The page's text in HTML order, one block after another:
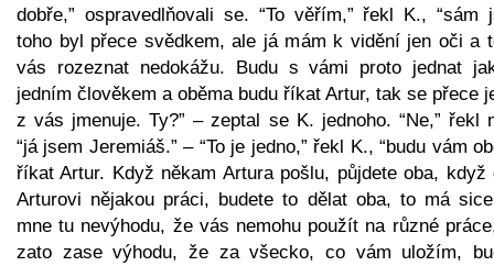
dobře,” ospravedlňovali se. “To věřím,” řekl K., “sám
toho byl přece svědkem, ale já mám k vidění jen oči a
vás rozeznat nedokážu. Budu s vámi proto jednat
jedním člověkem a oběma budu říkat Artur, tak se přece
z vás jmenuje. Ty?” – zeptal se K. jednoho. “Ne,” řekl
“já jsem Jeremiáš.” – “To je jedno,” řekl K., “budu vám
říkat Artur. Když někam Artura pošlu, půjdete oba, když
Arturovi nějakou práci, budete to dělat oba, to má
mne tu nevýhodu, že vás nemohu použít na různé
zato zase výhodu, že za všecko, co vám uložím,